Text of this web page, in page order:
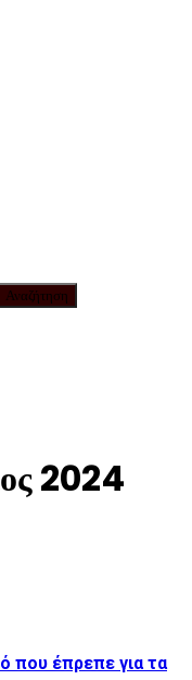
2024
που έπρεπε για τα